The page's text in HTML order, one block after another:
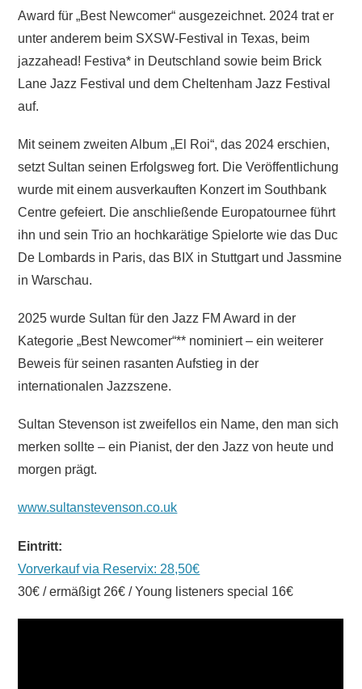
Award für „Best Newcomer“ ausgezeichnet. 2024 trat er
unter anderem beim SXSW-Festival in Texas, beim
jazzahead! Festiva* in Deutschland sowie beim Brick
Lane Jazz Festival und dem Cheltenham Jazz Festival
auf.
Mit seinem zweiten Album „El Roi“, das 2024 erschien,
setzt Sultan seinen Erfolgsweg fort. Die Veröffentlichung
wurde mit einem ausverkauften Konzert im Southbank
Centre gefeiert. Die anschließende Europatournee führt
ihn und sein Trio an hochkarätige Spielorte wie das Duc
De Lombards in Paris, das BIX in Stuttgart und Jassmine
in Warschau.
2025 wurde Sultan für den Jazz FM Award in der
Kategorie „Best Newcomer“** nominiert – ein weiterer
Beweis für seinen rasanten Aufstieg in der
internationalen Jazzszene.
Sultan Stevenson ist zweifellos ein Name, den man sich
merken sollte – ein Pianist, der den Jazz von heute und
morgen prägt.
www.sultanstevenson.co.uk
Eintritt:
Vorverkauf via Reservix: 28,50€
30€ / ermäßigt 26€ / Young listeners special 16€